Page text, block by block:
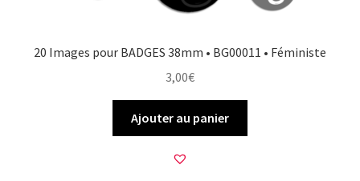
20 Images pour BADGES 38mm • BG00011 • Féministe
3,00€
Ajouter au panier